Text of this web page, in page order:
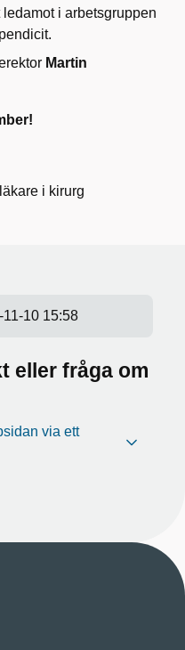
i arbetsgruppen
Martin
i kirurg
11-10 15:58
eller fråga om
via ett